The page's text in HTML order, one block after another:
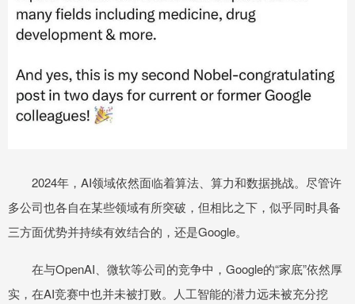
2024年，AI领域依然面临着算法、算力和数据挑战。尽管许
多公司也各自在某些领域有所突破，但相比之下，似乎同时具备
三方面优势并持续有效结合的，还是Google。
在与OpenAI、微软等公司的竞争中，Google的“家底”依然厚
实，在AI竞赛中也并未被打败。人工智能的潜力远未被充分挖